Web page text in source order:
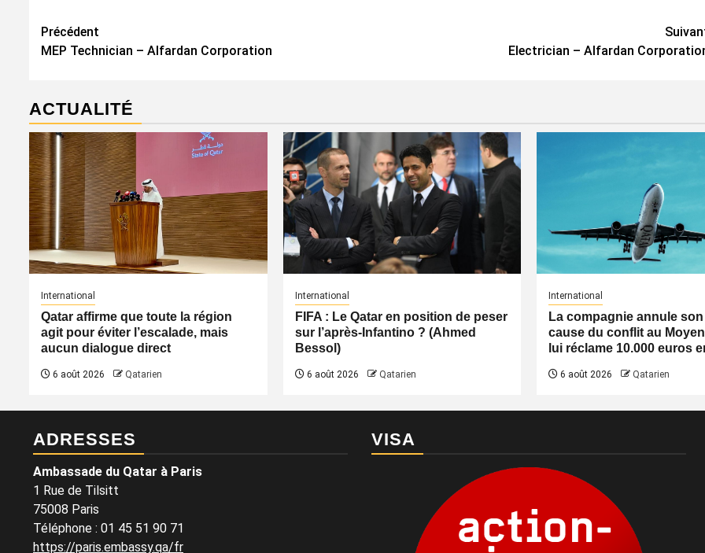
Navigation
d’article
Précédent
MEP Technician – Alfardan Corporation
Electrician – Alfardan
ACTUALITÉ
International
Qatar affirme que toute la région
agit pour éviter l’escalade, mais
aucun dialogue direct
6 août 2026 Qatarien
International
FIFA : Le Qatar en position de peser
sur l’après-Infantino ? (Ahmed
Bessol)
6 août 2026 Qatarien
International
La compagnie annule
cause du conflit au
lui réclame 10.000 euros
6 août 2026 Qatarien
ADRESSES
Ambassade du Qatar à Paris
1 Rue de Tilsitt
75008 Paris
Téléphone : 01 45 51 90 71
https://paris.embassy.qa/fr
VISA